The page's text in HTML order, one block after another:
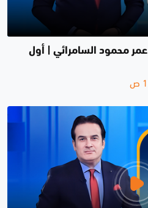
عمر محمود السامرائي | أول